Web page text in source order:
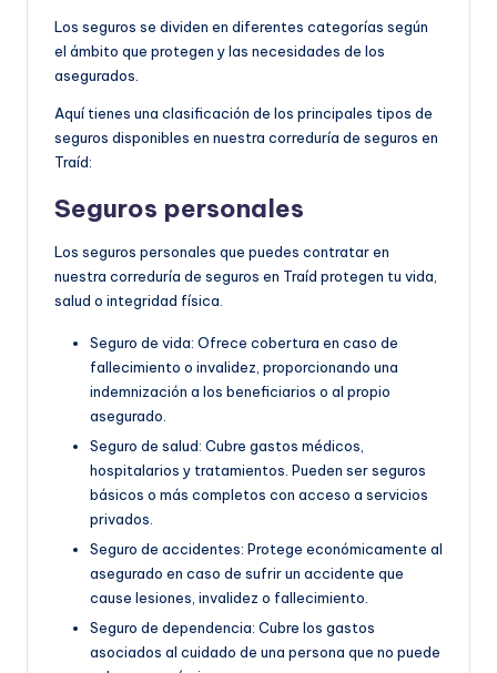
Los seguros se dividen en diferentes categorías según
el ámbito que protegen y las necesidades de los
asegurados.
Aquí tienes una clasificación de los principales tipos de
seguros disponibles en nuestra correduría de seguros en
Traíd:
Seguros personales
Los seguros personales que puedes contratar en
nuestra correduría de seguros en Traíd protegen tu vida,
salud o integridad física.
Seguro de vida: Ofrece cobertura en caso de
fallecimiento o invalidez, proporcionando una
indemnización a los beneficiarios o al propio
asegurado.
Seguro de salud: Cubre gastos médicos,
hospitalarios y tratamientos. Pueden ser seguros
básicos o más completos con acceso a servicios
privados.
Seguro de accidentes: Protege económicamente al
asegurado en caso de sufrir un accidente que
cause lesiones, invalidez o fallecimiento.
Seguro de dependencia: Cubre los gastos
asociados al cuidado de una persona que no puede